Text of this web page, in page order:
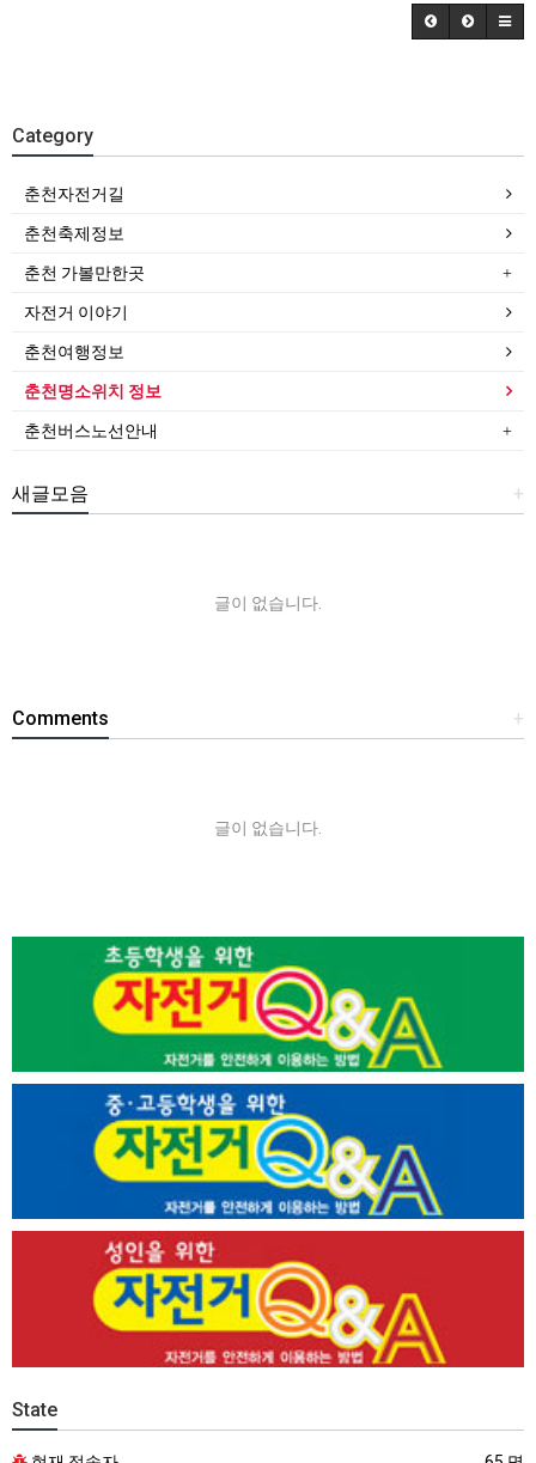
Category
춘천자전거길
춘천축제정보
춘천 가볼만한곳
자전거 이야기
춘천여행정보
춘천명소위치 정보
춘천버스노선안내
+
새글모음
글이 없습니다.
+
Comments
글이 없습니다.
State